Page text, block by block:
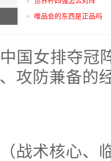
唯品会的东西是正品吗
国女排夺冠
攻防兼备的
战术核心、